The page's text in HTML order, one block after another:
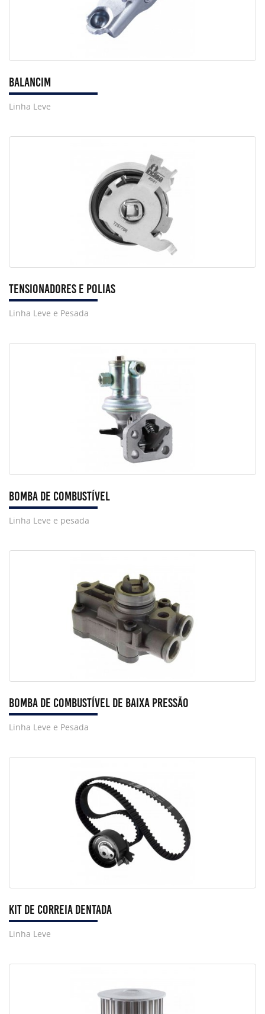
Balancim
Linha Leve
Tensionadores e Polias
Linha Leve e Pesada
Bomba de Combustível
Linha Leve e pesada
Bomba de Combustível de Baixa Pressão
Linha Leve e Pesada
Kit de Correia Dentada
Linha Leve